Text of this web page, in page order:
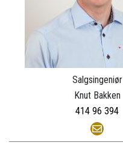
Salgsingeniør
Knut Bakken
414 96 394